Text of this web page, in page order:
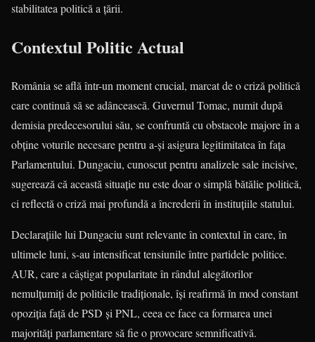
stabilitatea politică a țării.
Contextul Politic Actual
România se află într-un moment crucial, marcat de o criză politică
care continuă să se adâncească. Guvernul Tomac, numit după
demisia predecesorului său, se confruntă cu obstacole majore în a
obține voturile necesare pentru a-și asigura legitimitatea în fața
Parlamentului. Dungaciu, cunoscut pentru analizele sale incisive,
sugerează că această situație nu este doar o simplă bătălie politică,
ci reflectă o criză mai profundă a încrederii în instituțiile statului.
Declarațiile lui Dungaciu sunt relevante în contextul în care, în
ultimele luni, s-au intensificat tensiunile între partidele politice.
AUR, care a câștigat popularitate în rândul alegătorilor
nemulțumiți de politicile tradiționale, își reafirmă în mod constant
opoziția față de PSD și PNL, ceea ce face ca formarea unei
majorități parlamentare să fie o provocare semnificativă.